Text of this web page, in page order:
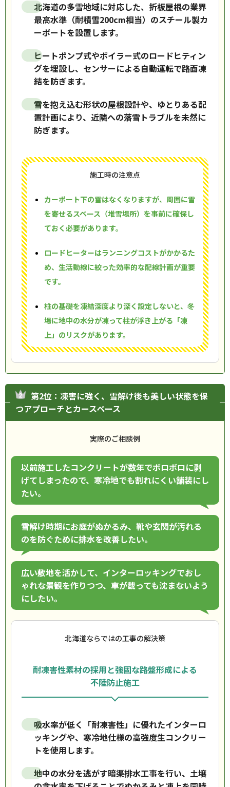
北海道の多雪地域に対応した、折板屋根の業界
最高水準（耐積雪200cm相当）のスチール製カ
ーポートを設置します。
ヒートポンプ式やボイラー式のロードヒティン
グを埋設し、センサーによる自動運転で路面凍
結を防ぎます。
雪を抱え込む形状の屋根設計や、ゆとりある配
置計画により、近隣への落雪トラブルを未然に
防ぎます。
施工時の注意点
カーポート下の雪はなくなりますが、周囲に雪
を寄せるスペース（堆雪場所）を事前に確保し
ておく必要があります。
ロードヒーターはランニングコストがかかるた
め、生活動線に絞った効率的な配線計画が重要
です。
柱の基礎を凍結深度より深く設定しないと、冬
場に地中の水分が凍って柱が浮き上がる「凍
上」のリスクがあります。
第2位：凍害に強く、雪解け後も美しい状態を保
つアプローチとカースペース
実際のご相談例
以前施工したコンクリートが数年でボロボロに剥
げてしまったので、寒冷地でも割れにくい舗装にし
たい。
雪解け時期にお庭がぬかるみ、靴や玄関が汚れる
のを防ぐために排水を改善したい。
広い敷地を活かして、インターロッキングでおし
ゃれな景観を作りつつ、車が載っても沈まないよう
にしたい。
北海道ならではの工事の解決策
耐凍害性素材の採用と強固な路盤形成による
不陸防止施工
吸水率が低く「耐凍害性」に優れたインターロ
ッキングや、寒冷地仕様の高強度生コンクリー
トを使用します。
地中の水分を逃がす暗渠排水工事を行い、土壌